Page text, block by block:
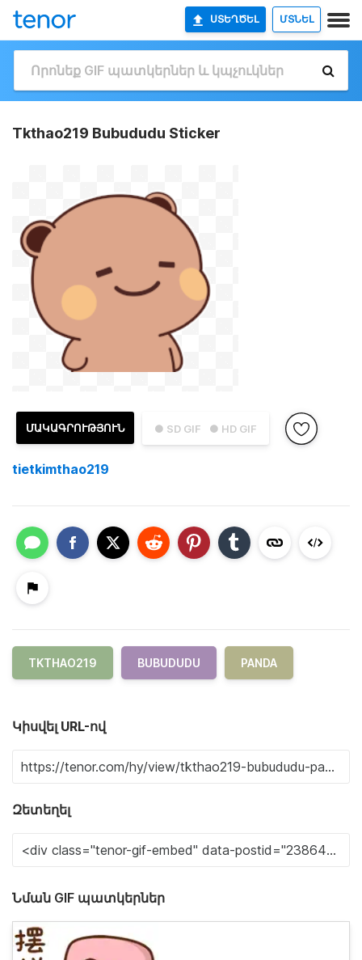
ՍՏԵՂԾԵԼ ՄՏՆԵԼ
Tkthao219 Bubududu Sticker
● SD GIF ● HD GIF
ՄԱԿԱԳՐՈՒԹՅՈՒՆ
tietkimthao219
TKTHAO219 BUBUDUDU PANDA
Կիսվել URL-ով
Զետեղել
Նման GIF պատկերներ